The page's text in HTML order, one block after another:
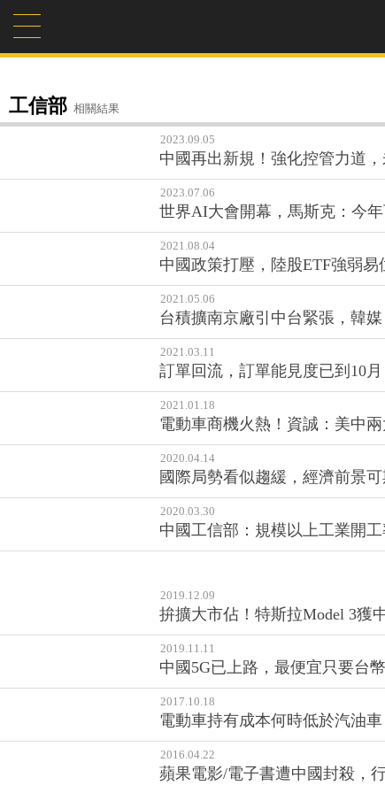
工信部 相關結果
2023.09.05
中國再出新規！強化控管力道
2023.07.06
世界AI大會開幕，馬斯克：今
2021.08.04
中國政策打壓，陸股ETF強弱
2021.05.06
台積擴南京廠引中台緊張，韓
2021.03.11
訂單回流，訂單能見度已到10
2021.01.18
電動車商機火熱！資誠：美中
2020.04.14
2020.03.30
中國工信部：規模以上工業開工
2019.12.09
拚擴大市佔！特斯拉Model 3獲
2019.11.11
中國5G已上路，最便宜只要台